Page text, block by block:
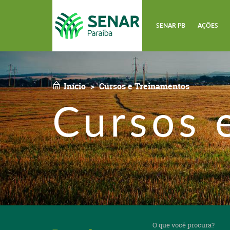
SENAR PB AÇÕES
Início Cursos e Treinamentos
Cursos
que